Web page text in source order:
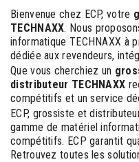
Bienvenue chez ECP, votre
TECHNAXX. Nous
informatique TECHNAXX à
dédiée aux revendeurs,
Que vous cherchiez un
distributeur TECHNAXX
compétitifs et un service
ECP, grossiste et
gamme de matériel
compétitifs. ECP garantit
Retrouvez toutes les